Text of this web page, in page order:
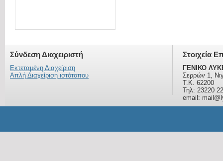
Σύνδεση Διαχειριστή
Εκτεταμένη Διαχείριση
Απλή Διαχείριση ιστότοπου
Στοιχεία
ΓΕΝΙΚΟ
Σερρών 1,
Τ.Κ. 62200
Τηλ: 23220
email: